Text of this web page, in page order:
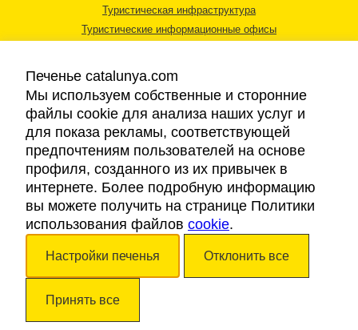
Туристическая инфраструктура
Туристические информационные офисы
Правовая информация
Cookies
Доступность
Авторские права © 2026. Каталонский Туристический Совет. Все права
Печенье catalunya.com
Мы используем собственные и сторонние
файлы cookie для анализа наших услуг и
для показа рекламы, соответствующей
предпочтениям пользователей на основе
профиля, созданного из их привычек в
интернете. Более подробную информацию
вы можете получить на странице Политики
использования файлов cookie.
Настройки печенья Отклонить все
Принять все